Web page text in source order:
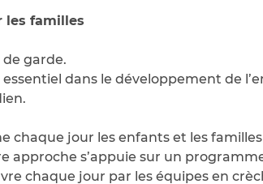
les familles
garde.
dans le développement de
jour les enfants et les
s’appuie sur un
chaque jour par les équipes en